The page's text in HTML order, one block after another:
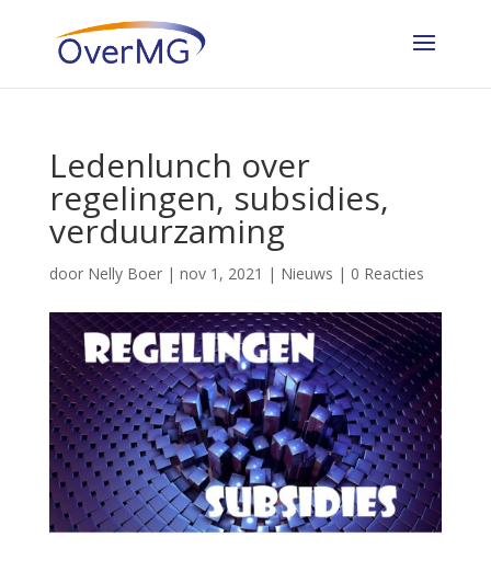
Ledenlunch over
regelingen, subsidies,
verduurzaming
door Nelly Boer| nov 1, 2021 | Nieuws | 0 Reacties